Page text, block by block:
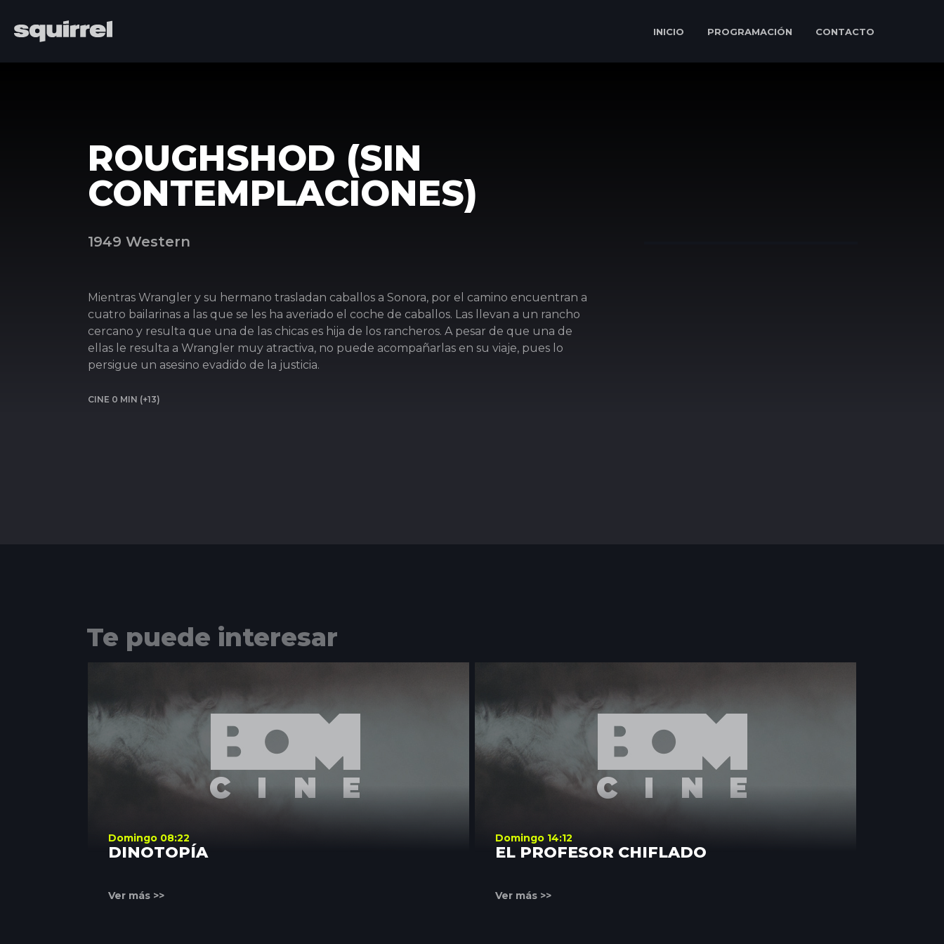
INICIO PROGRAMACIÓN CONTACTO
ROUGHSHOD (SIN
CONTEMPLACIONES)
1949 Western
Mientras Wrangler y su hermano trasladan caballos a Sonora, por el camino encuentran a
cuatro bailarinas a las que se les ha averiado el coche de caballos. Las llevan a un rancho
cercano y resulta que una de las chicas es hija de los rancheros. A pesar de que una de
ellas le resulta a Wrangler muy atractiva, no puede acompañarlas en su viaje, pues lo
persigue un asesino evadido de la justicia.
CINE 0 MIN (+13)
Te puede interesar
Domingo 08:22
DINOTOPÍA
Ver más >>
Domingo 14:12
EL PROFESOR CHIFLADO
Ver más >>